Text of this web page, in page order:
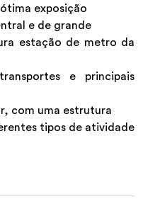
exposição
e de grande
estação de metro da
e principais
com uma estrutura
tipos de atividade